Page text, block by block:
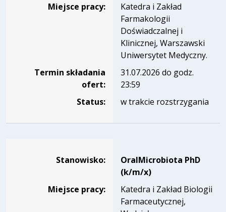
Miejsce pracy:
Katedra i Zakład
Farmakologii
Doświadczalnej i
Klinicznej, Warszawski
Uniwersytet Medyczny.
Termin składania
ofert:
31.07.2026 do godz.
23:59
Status:
w trakcie rozstrzygania
Stanowisko:
OralMicrobiota PhD
(k/m/x)
Miejsce pracy:
Katedra i Zakład Biologii
Farmaceutycznej,